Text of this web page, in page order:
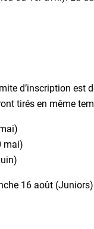
d’inscription est
tirés en même
mai)
16 août